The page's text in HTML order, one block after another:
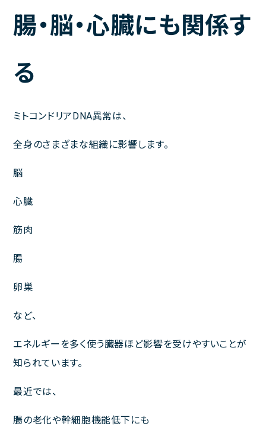
腸・脳・心臓にも関係す
る
ミトコンドリアDNA異常は、
全身のさまざまな組織に影響します。
脳
心臓
筋肉
腸
卵巣
など、
エネルギーを多く使う臓器ほど影響を受けやすいことが
知られています。
最近では、
腸の老化や幹細胞機能低下にも